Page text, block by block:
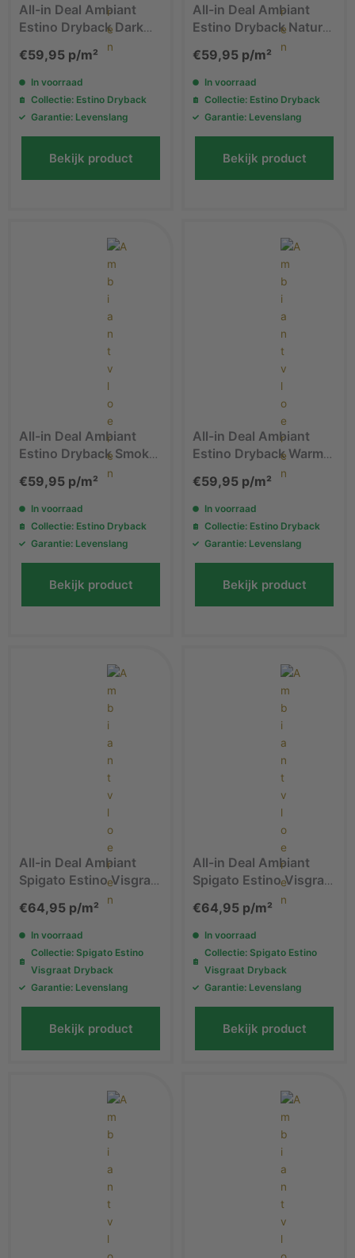
All-in Deal Ambiant
Estino Dryback Dark
Oak 1611 PVC vloer
€59,95 p/m²
In voorraad
Collectie: Estino Dryback
Garantie: Levenslang
Bekijk product
All-in Deal Ambiant
Estino Dryback Natural
Oak 1610 PVC vloer
€59,95 p/m²
In voorraad
Collectie: Estino Dryback
Garantie: Levenslang
Bekijk product
All-in Deal Ambiant
Estino Dryback Smoky
1612 PVC vloer
€59,95 p/m²
In voorraad
Collectie: Estino Dryback
Garantie: Levenslang
Bekijk product
All-in Deal Ambiant
Estino Dryback Warm
Oak 1614 PVC vloer
€59,95 p/m²
In voorraad
Collectie: Estino Dryback
Garantie: Levenslang
Bekijk product
All-in Deal Ambiant
Spigato Estino Visgraat
Dryback Beige PVC
vloer
€64,95 p/m²
In voorraad
Collectie: Spigato Estino
Visgraat Dryback
Garantie: Levenslang
Bekijk product
All-in Deal Ambiant
Spigato Estino Visgraat
Dryback Brown 1615
PVC vloer
€64,95 p/m²
In voorraad
Collectie: Spigato Estino
Visgraat Dryback
Garantie: Levenslang
Bekijk product